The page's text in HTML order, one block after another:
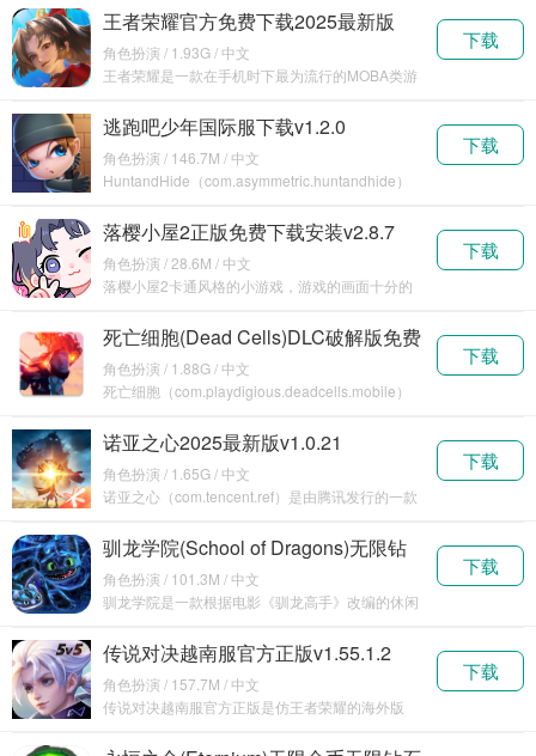
虚拟世
王者荣耀官方免费下载2025最新版
v10.1.1.6
角色扮演 / 1.93G / 中文
王者荣耀是一款在手机时下最为流行的MOBA类游
DOTA2类
下载
逃跑吧少年国际服下载v1.2.0
角色扮演 / 146.7M / 中文
HuntandHide（com.asymmetric.huntandhide）
下载
落樱小屋2正版免费下载安装v2.8.7
角色扮演 / 28.6M / 中文
落樱小屋2卡通风格的小游戏，游戏的画面十分的
的朋友们
下载
死亡细胞(Dead Cells)DLC破解版免费
下载v3.3.15
角色扮演 / 1.88G / 中文
死亡细胞（com.playdigious.deadcells.mobile）
下载
诺亚之心2025最新版v1.0.21
角色扮演 / 1.65G / 中文
诺亚之心（com.tencent.ref）是由腾讯发行的一款
下载
驯龙学院(School of Dragons)无限钻
石版v3.31.0
角色扮演 / 101.3M / 中文
驯龙学院是一款根据电影《驯龙高手》改编的休闲
在天空中
下载
传说对决越南服官方正版v1.55.1.2
角色扮演 / 157.7M / 中文
传说对决越南服官方正版是仿王者荣耀的海外版
起来也很刺
下载